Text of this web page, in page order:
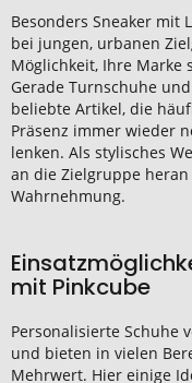
Besonders Sneaker mit
bei jungen, urbanen
Möglichkeit, Ihre
Gerade Turnschuhe
beliebte Artikel, die
Präsenz immer wieder
lenken. Als stylisches
an die Zielgruppe
Wahrnehmung.
mit Pinkcube
Personalisierte Schuhe
und bieten in vielen
Mehrwert. Hier einige